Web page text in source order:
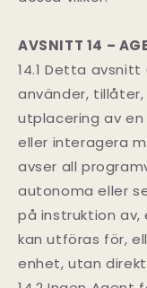
AVSNITT 14 –
14.1 Detta avsnitt
använder,
utplacering av
eller interagera
avser all
autonoma eller
på instruktion av,
kan utföras för,
enhet, utan